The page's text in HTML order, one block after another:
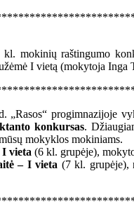
kl. mokinių raštingumo
I vietą (mokytoja Inga
„Rasos“ progimnazijoje
konkursas.
mokyklos mokiniams.
I vieta (6 kl. grupėje),
– I vieta (7 kl. grupėje),